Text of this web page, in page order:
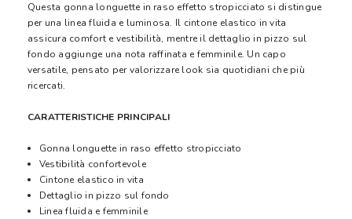
Questa gonna longuette in raso effetto stropicciato si distingue
per una linea fluida e luminosa. Il cintone elastico in vita
assicura comfort e vestibilità, mentre il dettaglio in pizzo sul
fondo aggiunge una nota raffinata e femminile. Un capo
versatile, pensato per valorizzare look sia quotidiani che più
ricercati.
CARATTERISTICHE PRINCIPALI
Gonna longuette in raso effetto stropicciato
Vestibilità confortevole
Cintone elastico in vita
Dettaglio in pizzo sul fondo
Linea fluida e femminile